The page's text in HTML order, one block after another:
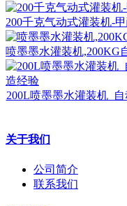
200千克气动式灌装机-
喷墨墨水灌装机,200KG
200L喷墨墨水灌装机_
关于我们
公司简介
联系我们